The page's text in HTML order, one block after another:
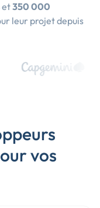
et350 000
leur projet depuis
vos